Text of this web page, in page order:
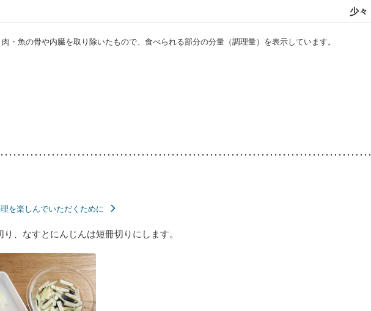
少々
・魚の骨や内臓を取り除いたもので、食べられる部分の分量（調理量）を表示しています。
を楽しんでいただくために
り、なすとにんじんは短冊切りにします。